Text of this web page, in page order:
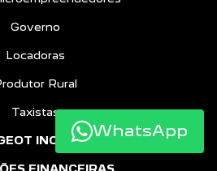
Governo
Locadoras
Rural
Taxistas
INCLUSÃOWhatsApp